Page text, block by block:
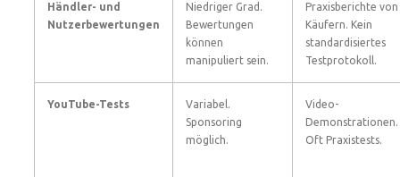
Händler- und
Nutzerbewertungen
Niedriger Grad.
Bewertungen
können
manipuliert sein.
Praxisberichte von
Käufern. Kein
standardisiertes
Testprotokoll.
YouTube-Tests
Variabel.
Sponsoring
möglich.
Video-
Demonstrationen.
Oft Praxistests.